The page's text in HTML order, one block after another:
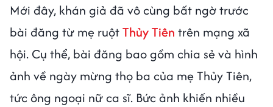
Mới đây, khán giả đã vô cùng bất ngờ trước
bài đăng từ mẹ ruộtThủy Tiên trên mạng xã
hội. Cụ thể, bài đăng bao gồm chia sẻ và hình
ảnh về ngày mừng thọ ba của mẹ Thủy Tiên,
tức ông ngoại nữ ca sĩ. Bức ảnh khiến nhiều